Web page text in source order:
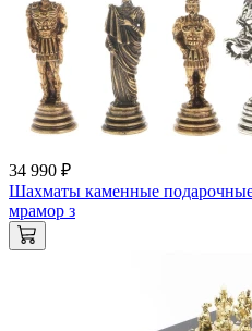
34 990 ₽
Шахматы каменные
мрамор з